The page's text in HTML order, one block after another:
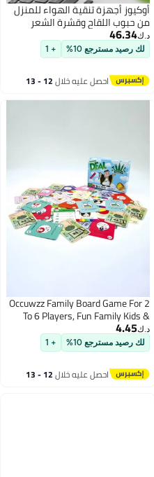
أوكيوز أجهزة تنقية الهواء للمنزل
من حبوب اللقاح وقشرة الشعر
ورائحة الجسم مع وضع السكون
د.ك‏46.34
لك رصيد مسترجع 10% + 1
احصل عليه خلال 12 - 13
Occuwzz Family Board Game For 2
To 6 Players, Fun Family Kids &
Adults Board Game, Festive Gift
For Boys & Girls, Great fun For All
Occasions
د.ك‏4.45
لك رصيد مسترجع 10% + 1
احصل عليه خلال 12 - 13